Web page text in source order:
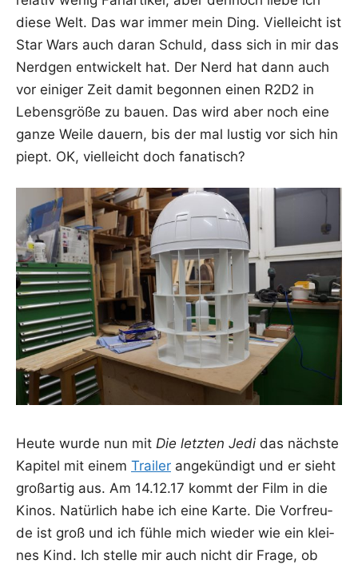
die­se Welt. Das war immer mein Ding. Viel­leicht ist
Star Wars auch dar­an Schuld, dass sich in mir das
Nerd­gen ent­wi­ckelt hat. Der Nerd hat dann auch
vor eini­ger Zeit damit begon­nen einen R2D2 in
Lebens­grö­ße zu bau­en. Das wird aber noch eine
gan­ze Wei­le dau­ern, bis der mal lus­tig vor sich hin
piept. OK, viel­leicht doch fanatisch?
Heu­te wur­de nun mit Die letz­ten Jedi das nächs­te
Kapi­tel mit einem Trai­ler ange­kün­digt und er sieht
groß­ar­tig aus. Am 14.12.17 kommt der Film in die
Kinos. Natür­lich habe ich eine Kar­te. Die Vor­freu­
de ist groß und ich füh­le mich wie­der wie ein klei­
nes Kind. Ich stel­le mir auch nicht dir Fra­ge, ob